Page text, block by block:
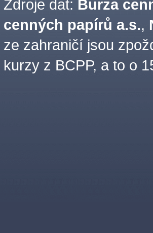
Zdroje dat: Burza
cenných papírů a.s.,
ze zahraničí jsou
kurzy z BCPP, a to o